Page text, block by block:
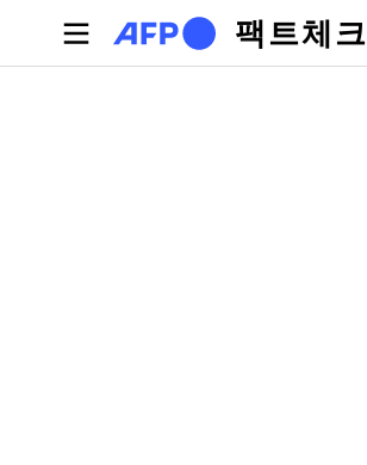
주요 콘텐츠로 건너뛰기
팩트체크
기본탭